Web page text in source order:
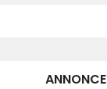
ANNONCE